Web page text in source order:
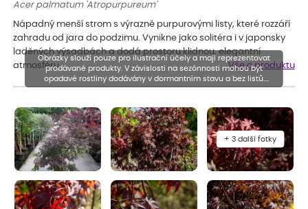
Acer palmatum 'Atropurpureum'
Nápadný menší strom s výrazně purpurovými listy, které rozzáří
zahradu od jara do podzimu. Vynikne jako solitéra i v japonsky
laděných výsadbách a dodá prostoru klidnou, elegantní
atmosféru.
Vše o produktu
Obrázky slouží pouze pro ilustrační účely a mají reprezentovat
prodávané produkty. V závislosti na sezónnosti mohou být
opadavé rostliny dodávány v dormantním stavu a bez listů.
Rostliny mohou být také sestřiženy níže, než je uvedená výška,
+ 3 další fotky